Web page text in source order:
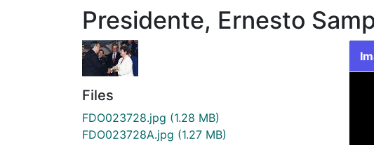
Presidente, Ernesto
Files
FDO023728.jpg (1.28 MB)
FDO023728A.jpg (1.27 MB)